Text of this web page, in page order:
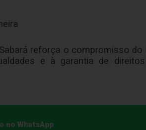
reforça o compromisso
e à garantia de
no WhatsApp